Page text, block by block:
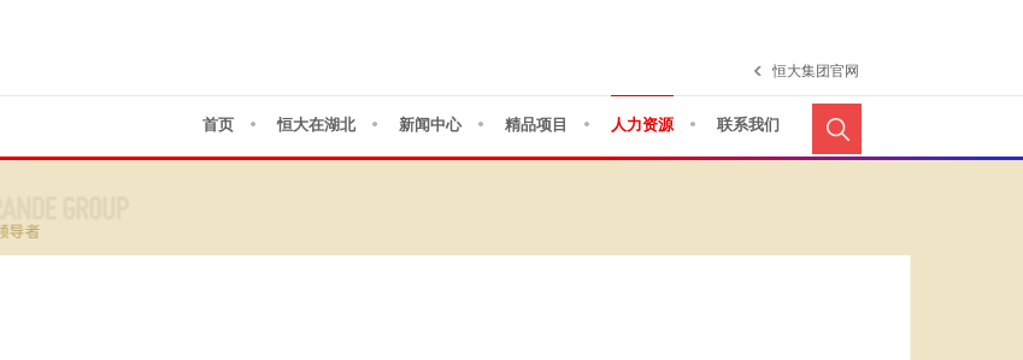
恒大集团官网
首页 恒大在湖北 新闻中心 精品项目 人力资源 联系我们